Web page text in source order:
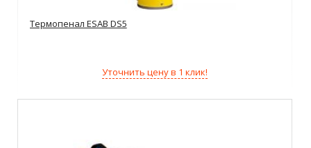
Термопенал ESAB DS5
Уточнить цену в 1 клик!